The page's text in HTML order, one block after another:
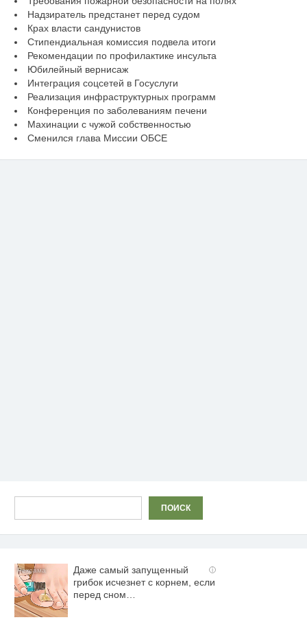
Надзиратель предстанет перед судом
Крах власти сандунистов
Стипендиальная комиссия подвела итоги
Рекомендации по профилактике инсульта
Юбилейный вернисаж
Интеграция соцсетей в Госуслуги
Реализация инфраструктурных программ
Конференция по заболеваниям печени
Махинации с чужой собственностью
Сменился глава Миссии ОБСЕ
ПОИСК
i
Даже самый запущенный
грибок исчезнет с корнем, если
перед сном…